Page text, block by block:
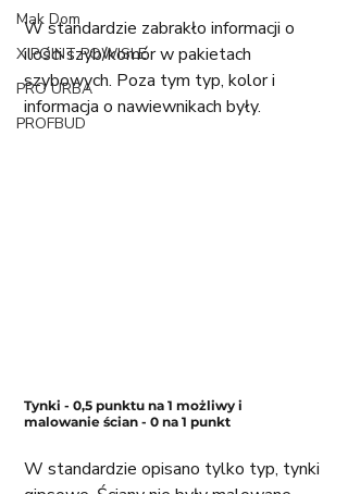
Mak Dom
X POINT POWISLE
PRO URBA
PROFBUD
W standardzie zabrakło informacji o
ilości szyb/komór w pakietach
szybowych. Poza tym typ, kolor i
informacja o nawiewnikach były.
Tynki - 0,5 punktu na 1 możliwy i
malowanie ścian - 0 na 1 punkt
W standardzie opisano tylko typ, tynki